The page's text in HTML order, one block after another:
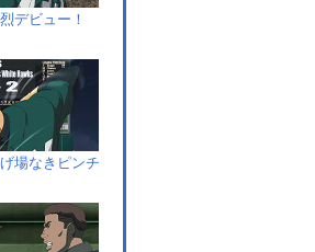
デビュー！
場なきピンチ